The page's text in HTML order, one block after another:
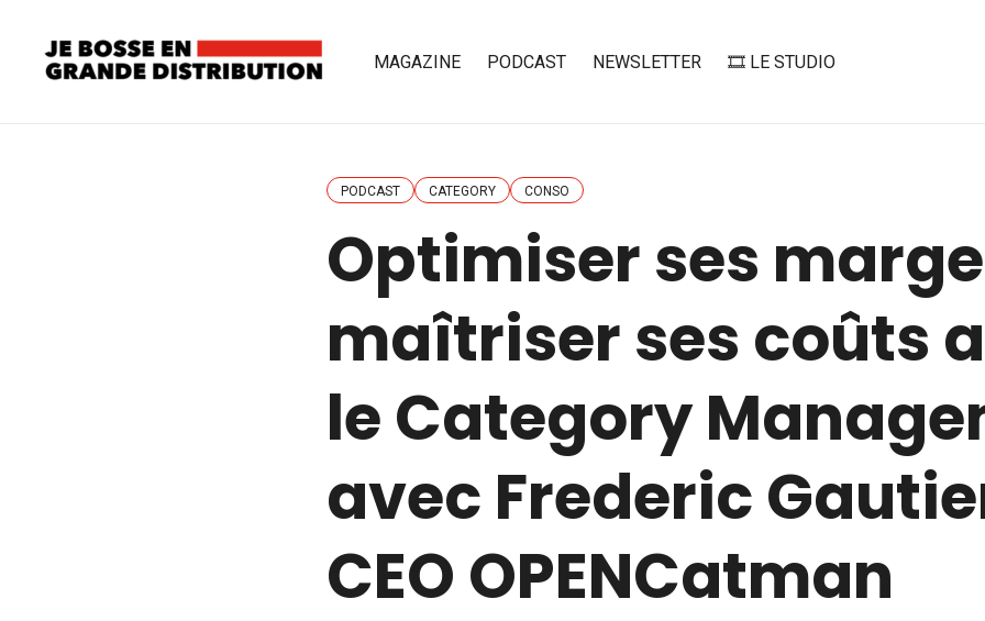
MAGAZINE PODCAST NEWSLETTER 🎞️ LE STUDIO
PODCAST CATEGORY CONSO
Optimiser ses
maîtriser ses coûts
le Category
avec Frederic
CEO OPENCatman